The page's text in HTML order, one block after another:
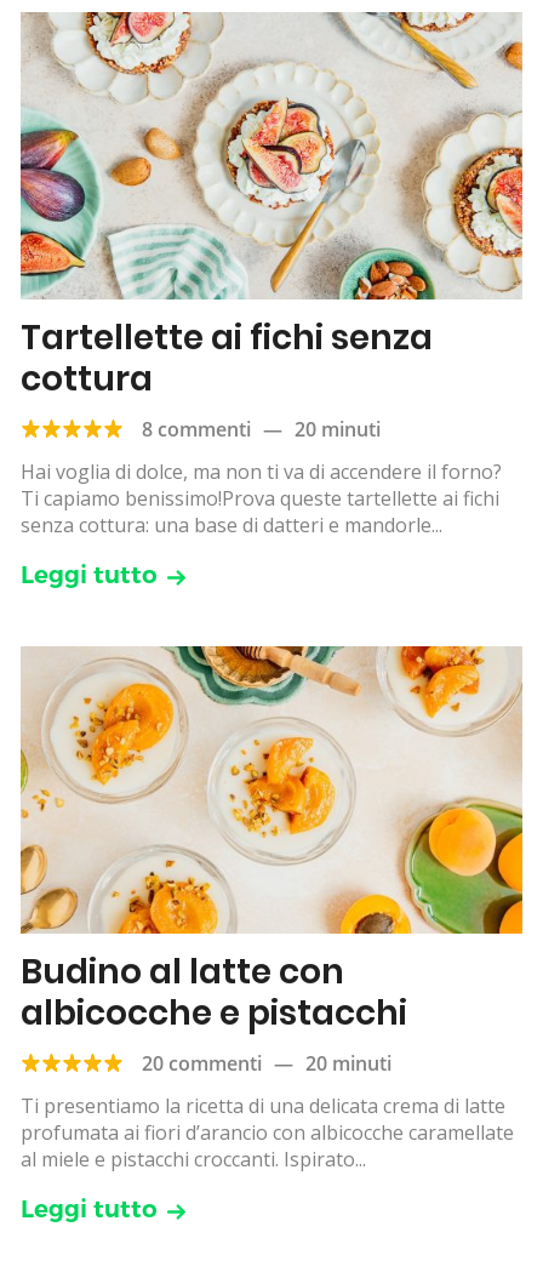
Tartellette ai fichi senza
cottura
8 commenti — 20 minuti
Hai voglia di dolce, ma non ti va di accendere il forno?
Ti capiamo benissimo!Prova queste tartellette ai fichi
senza cottura: una base di datteri e mandorle...
Leggi tutto
Budino al latte con
albicocche e pistacchi
20 commenti — 20 minuti
Ti presentiamo la ricetta di una delicata crema di latte
profumata ai fiori d’arancio con albicocche caramellate
al miele e pistacchi croccanti. Ispirato...
Leggi tutto